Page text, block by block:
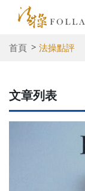
首頁 法操點評
文章列表